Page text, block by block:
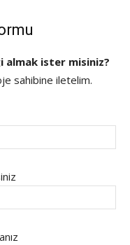
almak ister misiniz?
sahibine iletelim.